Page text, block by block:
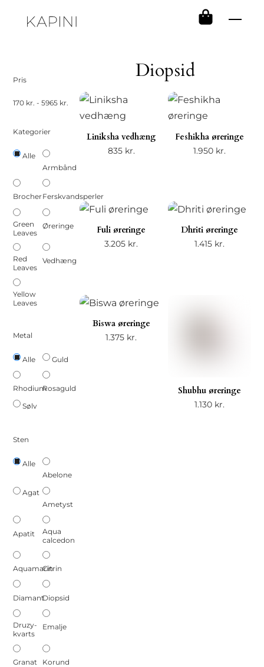
Diopsid
Liniksha vedhæng
835 kr.
Feshikha øreringe
1.950 kr.
Fuli øreringe
3.205 kr.
Dhriti øreringe
1.415 kr.
Biswa øreringe
1.375 kr.
Shubhu øreringe
1.130 kr.
Pris
170 kr. -5965 kr.
Kategorier
Alle
Armbånd
BrocherFerskvandsperler
Green
Leaves
Øreringe
Red
Leaves
Vedhæng
Yellow
Leaves
Metal
Alle Guld
RhodiumRosaguld
Sølv
Sten
Alle
Abelone
Agat
Ametyst
Apatit
Aqua
calcedon
Aquamarin
Citrin
DiamantDiopsid
Druzy-
kvarts
Emalje
Granat Korund